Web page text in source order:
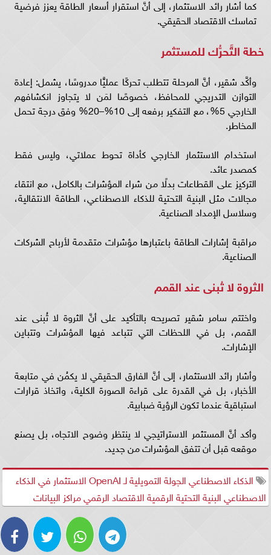
كما أشار رائد الاستثمار، إلى أنَّ استقرار أسعار الطاقة يعزز فرضية
تماسك الاقتصاد الحقيقي.
خطة التَّحرُّك للمستثمر
وأكَّد شقير، أنَّ المرحلة تتطلب تحركًا عمليًّا مدروسًا، يشمل: إعادة
التوازن التدريجي للمحافظ، خصوصًا لمَن لا يتجاوز انكشافهم
الخارجي 5%، مع التفكير برفعه إلى 10%–20% وفق درجة تحمل
المخاطر.
استخدام الاستثمار الخارجي كأداة تحوط عملاتي، وليس فقط
كمصدر عائد.
التركيز على القطاعات بدلًا من شراء المؤشرات بالكامل، مع انتقاء
مجالات مثل البنية التحتية للذكاء الاصطناعي، الطاقة الانتقالية،
وسلاسل الإمداد الصناعية.
مراقبة إشارات الطاقة باعتبارها مؤشرات متقدمة لأرباح الشركات
الصناعية.
الثروة لا تُبنى عند القمم
واختتم سامر شقير تصريحه بالتأكيد على أنَّ الثروة لا تُبنى عند
القمم، بل في اللحظات التي تتباعد فيها المؤشرات وتتباين
الإشارات.
وأشار رائد الاستثمار، إلى أنَّ الفارق الحقيقي لا يكمُن في متابعة
الأخبار، بل في القدرة على قراءة الصورة الكلية، واتخاذ قرارات
استباقية عندما تكون الرؤية ضبابية.
وأكد أنَّ المستثمر الاستراتيجي لا ينتظر وضوح الاتجاه، بل يصنع
موقعه قبل أن تتفق المؤشرات من جديد.
الذكاء الاصطناعي الجولة التمويلية لـ OpenAI الاستثمار في الذكاء
الاصطناعي البنية التحتية الرقمية الاقتصاد الرقمي مراكز البيانات